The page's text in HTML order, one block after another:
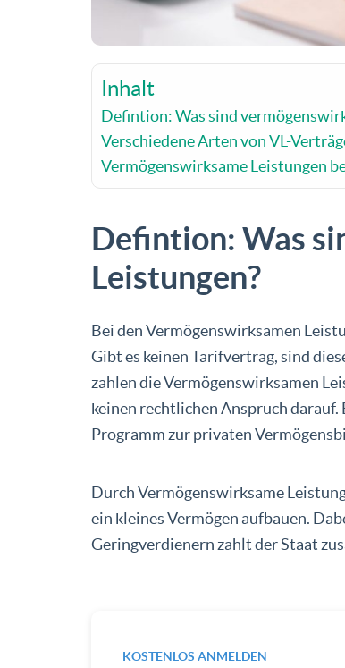
Inhalt
Defintion: Was sind
Verschiedene Arten von VL-
Vermögenswirksame Leistungen
Defintion: Was
Leistungen?
Bei den Vermögenswirksamen
Gibt es keinen Tarifvertrag, sind
zahlen die Vermögenswirksamen
keinen rechtlichen Anspruch
Programm zur privaten
Durch Vermögenswirksame
ein kleines Vermögen aufbauen.
Geringverdienern zahlt der Staat
KOSTENLOS ANMELDEN